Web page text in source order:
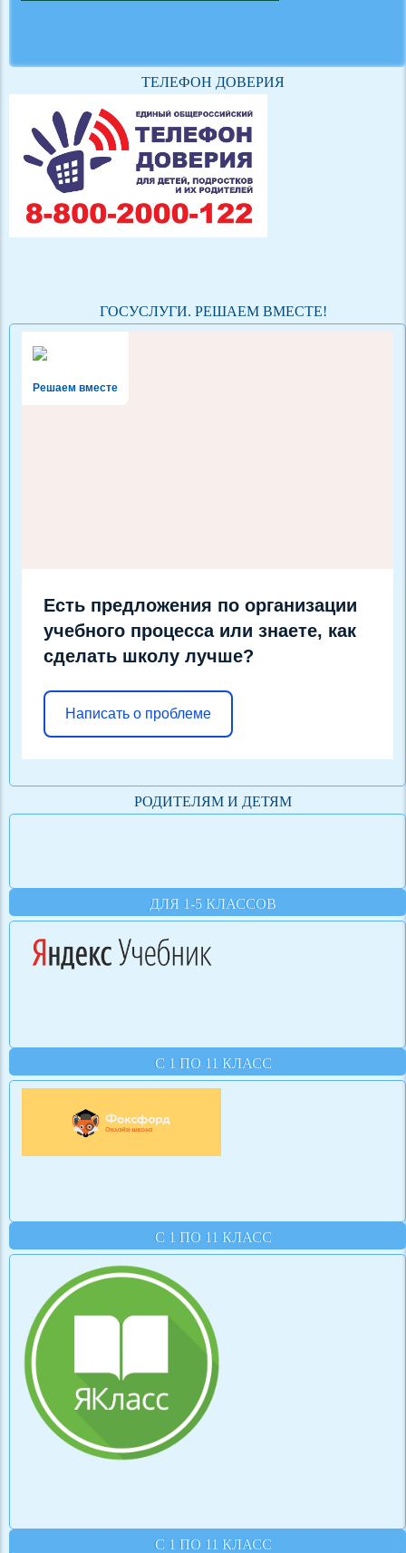
ТЕЛЕФОН ДОВЕРИЯ
ГОСУСЛУГИ. РЕШАЕМ ВМЕСТЕ!
Решаем вместе
Есть предложения по организации
учебного процесса или знаете, как
сделать школу лучше?
Написать о проблеме
РОДИТЕЛЯМ И ДЕТЯМ
ДЛЯ 1-5 КЛАССОВ
С 1 ПО 11 КЛАСС
С 1 ПО 11 КЛАСС
С 1 ПО 11 КЛАСС